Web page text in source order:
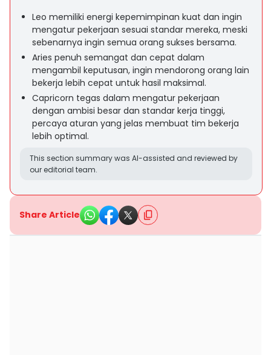
Leo memiliki energi kepemimpinan kuat dan ingin
mengatur pekerjaan sesuai standar mereka, meski
sebenarnya ingin semua orang sukses bersama.
Aries penuh semangat dan cepat dalam
mengambil keputusan, ingin mendorong orang lain
bekerja lebih cepat untuk hasil maksimal.
Capricorn tegas dalam mengatur pekerjaan
dengan ambisi besar dan standar kerja tinggi,
percaya aturan yang jelas membuat tim bekerja
lebih optimal.
This section summary was AI-assisted and reviewed by
our editorial team.
Share Article